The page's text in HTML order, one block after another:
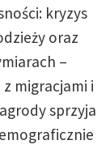
kryzys
oraz
–
migracjami i
sprzyja